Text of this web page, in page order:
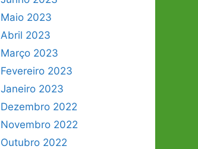
Maio 2023
Abril 2023
Março 2023
Fevereiro 2023
Janeiro 2023
Dezembro 2022
Novembro 2022
Outubro 2022